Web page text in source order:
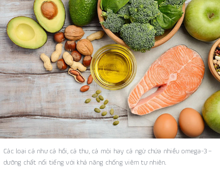
Các loại cá như cá hồi, cá thu, cá mòi hay cá ngừ chứa nhiều omega-3 –
dưỡng chất nổi tiếng với khả năng chống viêm tự nhiên.